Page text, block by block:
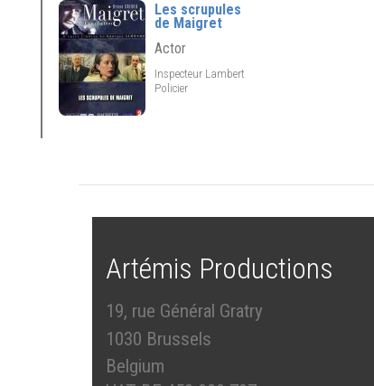
Les scrupules
de Maigret
Actor
Inspecteur Lambert
Policier
Artémis Productions
19, rue Général Gratry
1030 Brussels
Belgium